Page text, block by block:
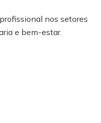
nos setores
e bem-estar.